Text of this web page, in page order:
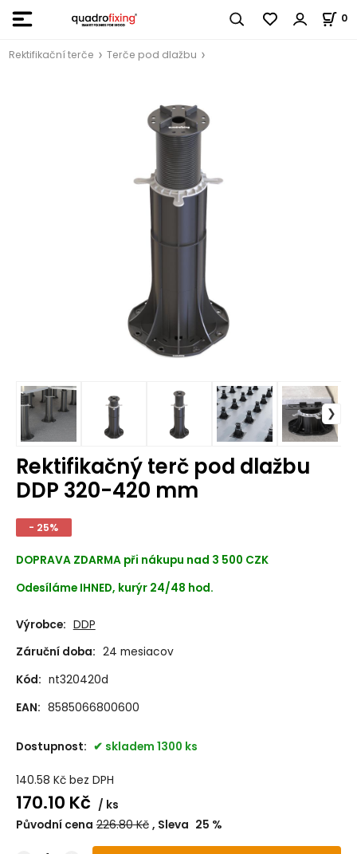
0
Rektifikační terče Terče pod dlažbu
Rektifikačný terč pod dlažbu
DDP 320-420 mm
- 25%
DOPRAVA ZDARMA při nákupu nad 3 500 CZK
Odesíláme IHNED, kurýr 24/48 hod.
Výrobce: DDP
Záruční doba: 24 mesiacov
Kód: nt320420d
EAN: 8585066800600
Dostupnost: skladem 1300 ks
140.58 Kč bez DPH
170.10 Kč
ks
Původní cena 226.80Kč Sleva 25 %